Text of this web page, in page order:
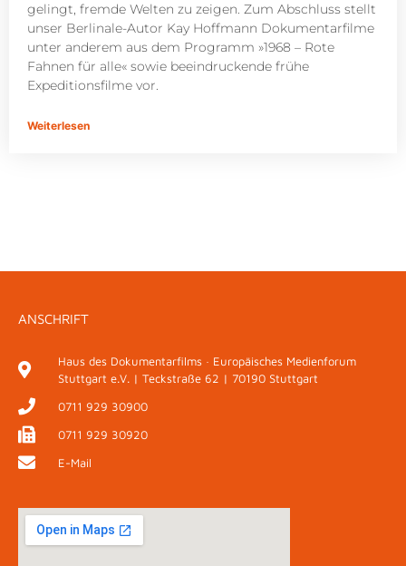
gelingt, fremde Welten zu zeigen. Zum Abschluss stellt
unser Berlinale-Autor Kay Hoffmann Dokumentarfilme
unter anderem aus dem Programm »1968 – Rote
Fahnen für alle« sowie beeindruckende frühe
Expeditionsfilme vor.
Weiterlesen
ANSCHRIFT
Haus des Dokumentarfilms · Europäisches Medienforum
Stuttgart e.V. | Teckstraße 62 | 70190 Stuttgart
0711 929 30900
0711 929 30920
E-Mail